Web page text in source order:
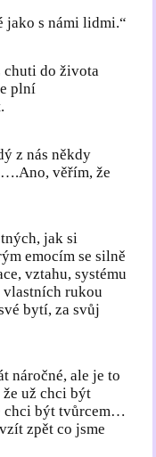
jako s námi lidmi.“
chuti do života
plní
z nás někdy
věřím, že
jak si
emocím se silně
vztahu, systému
vlastních rukou
bytí, za svůj
náročné, ale je to
už chci být
chci být tvůrcem…
zpět co jsme